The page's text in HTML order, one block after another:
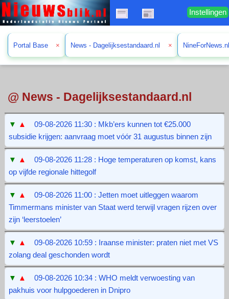
Instellingen
Portal Base × News - Dagelijksestandaard.nl ×
@ News - Dagelijksestandaard.nl
▼ ▲
09-08-2026 11:30 : Mkb’ers kunnen tot €25.000
subsidie krijgen: aanvraag moet vóór 31 augustus binnen zijn
▼ ▲
09-08-2026 11:28 : Hoge temperaturen op komst, kans
op vijfde regionale hittegolf
▼ ▲
09-08-2026 11:00 : Jetten moet uitleggen waarom
Timmermans minister van Staat werd terwijl vragen rijzen over
zijn ‘leerstoelen’
▼ ▲
09-08-2026 10:59 : Iraanse minister: praten niet met VS
zolang deal geschonden wordt
▼ ▲
09-08-2026 10:34 : WHO meldt verwoesting van
pakhuis voor hulpgoederen in Dnipro